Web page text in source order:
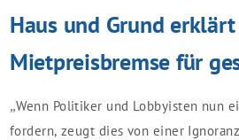
Haus und Grund erklärt
Mietpreisbremse für
„Wenn Politiker und Lobbyisten nun
fordern, zeugt dies von einer